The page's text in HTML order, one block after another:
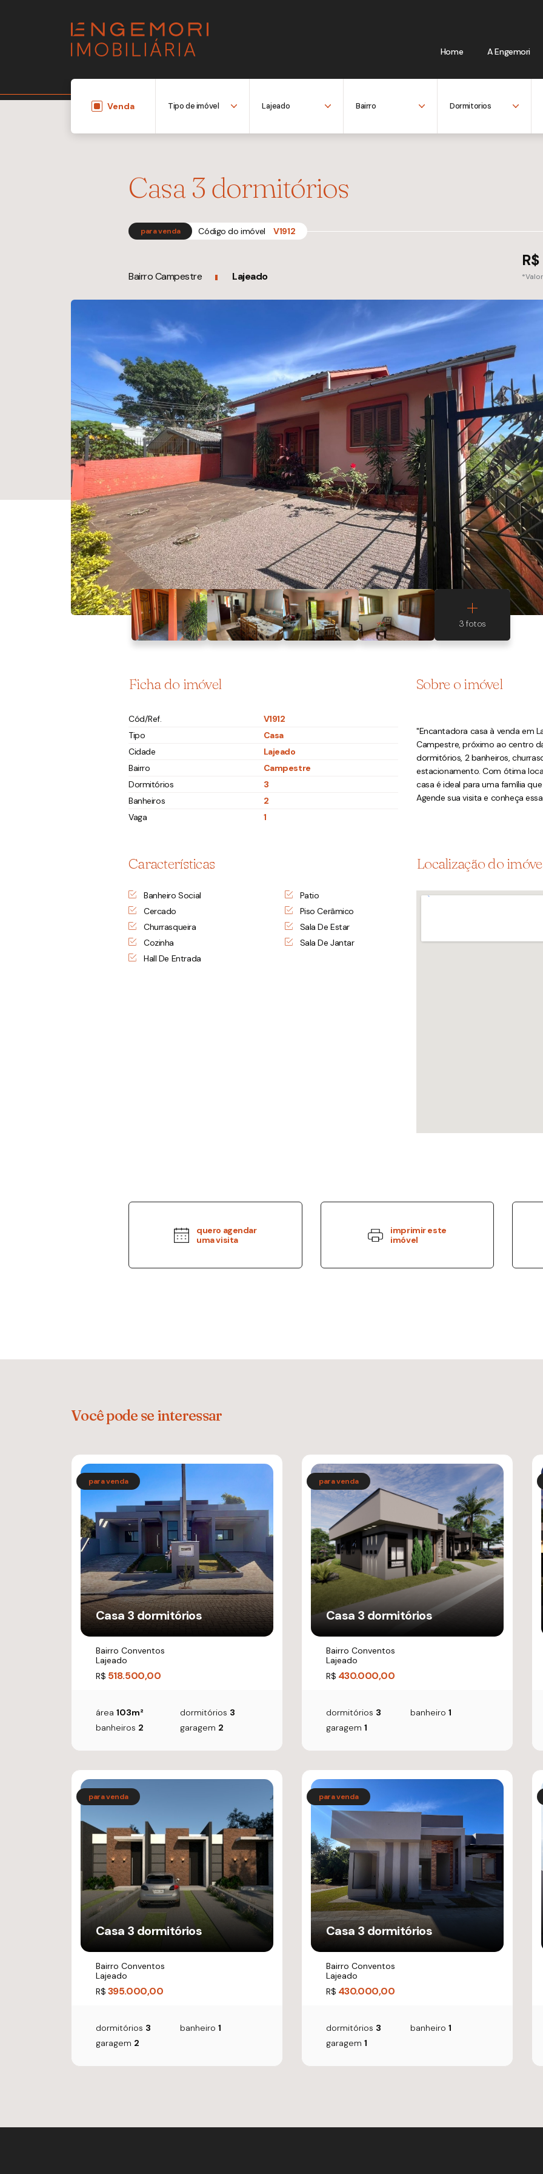
Home A Engemori
Venda
Casa 3 dormitórios
para venda Código do imóvel V1912
Bairro Campestre Lajeado
Ficha do imóvel
Cód/Ref.
V1912
Tipo
Casa
Cidade
Lajeado
Bairro
Campestre
Dormitórios
3
Banheiros
2
Vaga
1
Sobre o imóvel
"Encantadora casa à venda em
Campestre, próximo ao centro
dormitórios, 2 banheiros,
estacionamento. Com ótima
casa é ideal para uma família
Agende sua visita e conheça
Características
Banheiro Social
Cercado
Churrasqueira
Cozinha
Hall De Entrada
Patio
Piso Cerâmico
Sala De Estar
Sala De Jantar
Localização do
quero agendar
uma visita
imprimir este
imóvel
Você pode se interessar
Casa 3 dormitórios
Bairro Conventos
Lajeado
R$ 518.500,00
área 103m² dormitórios 3
banheiros 2 garagem 2
Casa 3 dormitórios
Bairro Conventos
Lajeado
R$ 430.000,00
dormitórios 3 banheiro 1
garagem 1
Casa 3 dormitórios
Bairro Conventos
Lajeado
R$ 395.000,00
dormitórios 3 banheiro 1
garagem 2
Casa 3 dormitórios
Bairro Conventos
Lajeado
R$ 430.000,00
dormitórios 3 banheiro 1
garagem 1